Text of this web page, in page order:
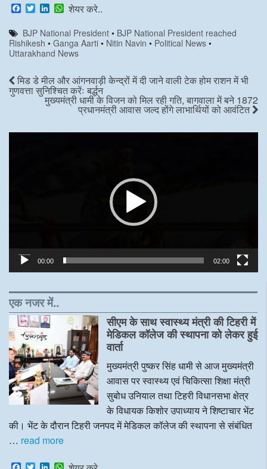
F
a
c
e
b
o
k
T
w
i
t
t
e
L
n
k
e
d
n
W
t
s
A
p
शेयर करे..
BJP National President • BJP National President reached
Rishikesh • Ganga Aarti • Nitin Navin • Political News •
Uttarakhand News
मिड डे मील और आंगनवाड़ी केन्द्रों में दी जाने वाली टेक होम राशन में भी
गुणवत्ता सुनिश्चित करेंः बर्द्धन
मुख्यमंत्री धामी के विजन को मिल रही गति, बागवाला में बने 1872
प्रधानमंत्री आवास जल्द होंगे लाभार्थियों को आवंटित
00:00 02:00
एक नजर में..
सीएम के साथ स्वास्थ्य मंत्री की टिहरी में
मेडिकल कॉलेज की स्थापना को लेकर हुई
वार्ता
मुख्यमंत्री पुष्कर सिंह धामी से आज मुख्यमंत्री
आवास पर स्वास्थ्य एवं चिकित्सा शिक्षा मंत्री
सुबोध उनियाल तथा टिहरी विधानसभा क्षेत्र
के विधायक किशोर उपाध्याय ने शिष्टाचार भेंट
की। भेंट के दौरान टिहरी जनपद में मेडिकल कॉलेज की स्थापना से संबंधित
… read more